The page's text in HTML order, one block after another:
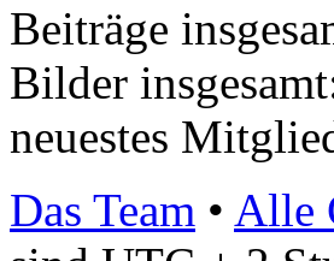
Beiträge
Bilder
neuestes
Das Team • Alle